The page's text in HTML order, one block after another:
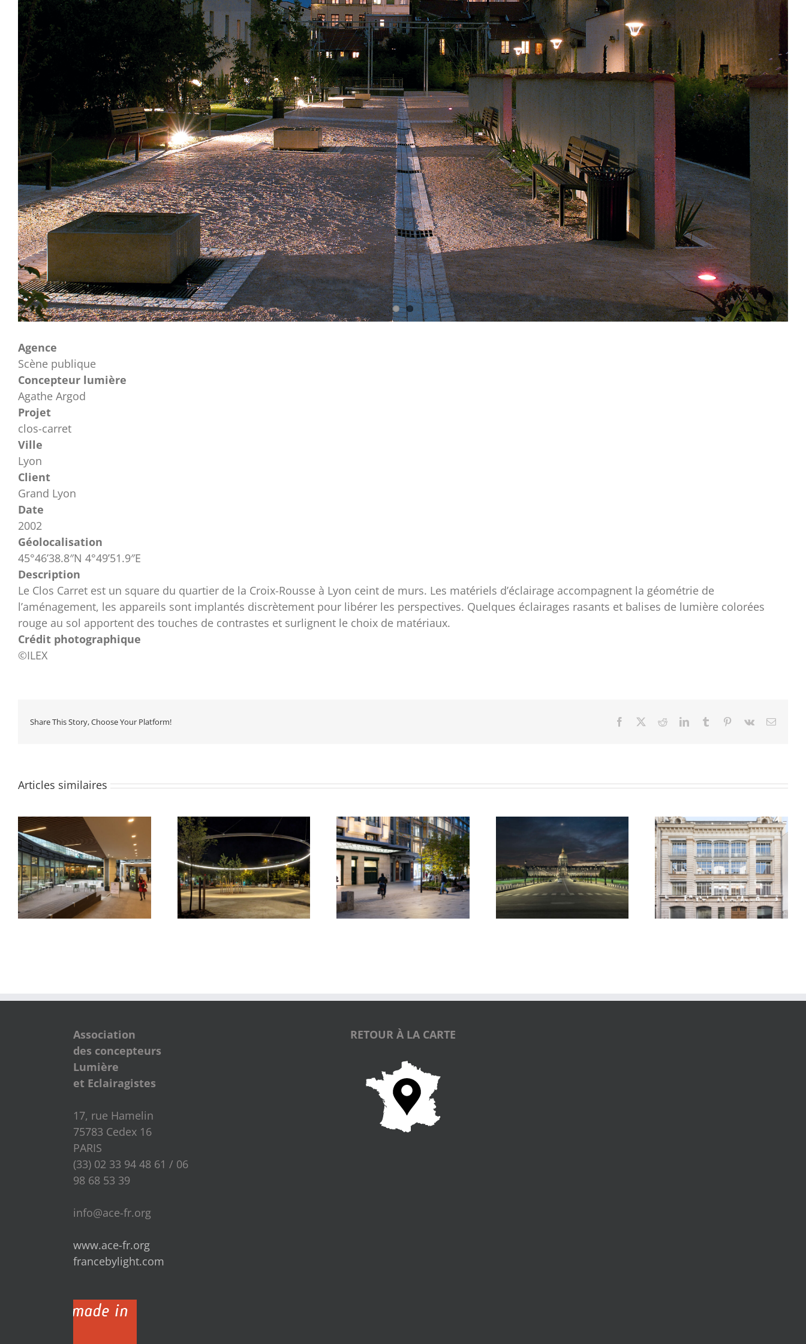
Agence
Scène publique
Concepteur lumière
Agathe Argod
Projet
clos-carret
Ville
Lyon
Client
Grand Lyon
Date
2002
Géolocalisation
45°46’38.8″N 4°49’51.9″E
Description
Le Clos Carret est un square du quartier de la Croix-Rousse à Lyon ceint de murs. Les matériels d’éclairage accompagnent la géométrie de
l’aménagement, les appareils sont implantés discrètement pour libérer les perspectives. Quelques éclairages rasants et balises de lumière colorées
rouge au sol apportent des touches de contrastes et surlignent le choix de matériaux.
Crédit photographique
©ILEX
Share This Story, Choose Your Platform! Facebook RedditLinkedInTumblr Pinterest
Vk Email
Articles similaires
Quartier des Groues
Parvis du Pont Neuf et de La
Samaritaine
Hôtel National des Invalides
Fondation Lafayette
Anticipations
Abords Oxygen
Association
des concepteurs
Lumière
et Eclairagistes
17, rue Hamelin
75783 Cedex 16
PARIS
(33) 02 33 94 48 61 / 06
98 68 53 39
info@ace-fr.org
www.ace-fr.org
francebylight.com
RETOUR À LA CARTE